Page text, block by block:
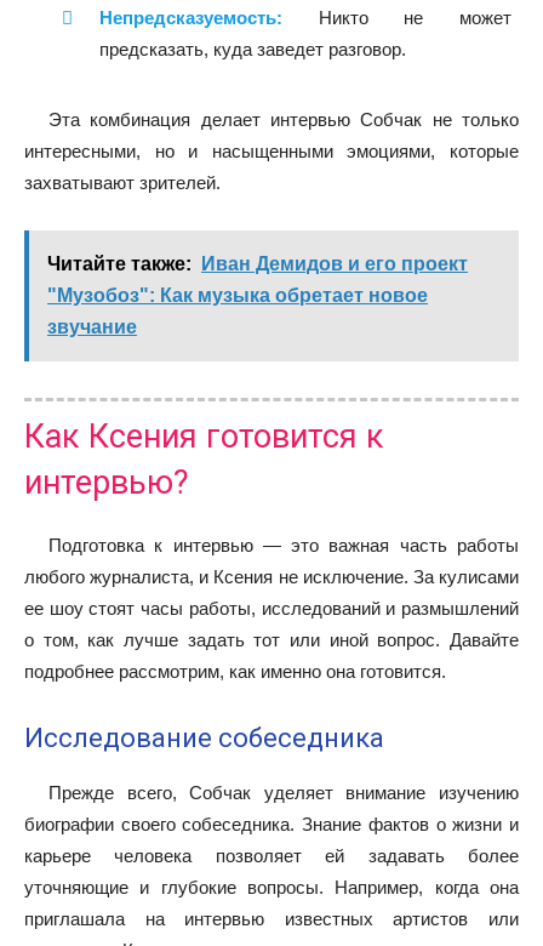
Непредсказуемость: Никто не может
предсказать, куда заведет разговор.
Эта комбинация делает интервью Собчак не только
интересными, но и насыщенными эмоциями, которые
захватывают зрителей.
Читайте также:
Иван Демидов и его проект
"Музобоз": Как музыка обретает новое
звучание
Как Ксения готовится к
интервью?
Подготовка к интервью — это важная часть работы
любого журналиста, и Ксения не исключение. За кулисами
ее шоу стоят часы работы, исследований и размышлений
о том, как лучше задать тот или иной вопрос. Давайте
подробнее рассмотрим, как именно она готовится.
Исследование собеседника
Прежде всего, Собчак уделяет внимание изучению
биографии своего собеседника. Знание фактов о жизни и
карьере человека позволяет ей задавать более
уточняющие и глубокие вопросы. Например, когда она
приглашала на интервью известных артистов или